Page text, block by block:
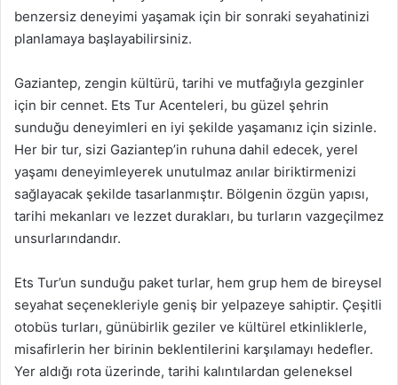
benzersiz deneyimi yaşamak için bir sonraki seyahatinizi
planlamaya başlayabilirsiniz.
Gaziantep, zengin kültürü, tarihi ve mutfağıyla gezginler
için bir cennet. Ets Tur Acenteleri, bu güzel şehrin
sunduğu deneyimleri en iyi şekilde yaşamanız için sizinle.
Her bir tur, sizi Gaziantep’in ruhuna dahil edecek, yerel
yaşamı deneyimleyerek unutulmaz anılar biriktirmenizi
sağlayacak şekilde tasarlanmıştır. Bölgenin özgün yapısı,
tarihi mekanları ve lezzet durakları, bu turların vazgeçilmez
unsurlarındandır.
Ets Tur’un sunduğu paket turlar, hem grup hem de bireysel
seyahat seçenekleriyle geniş bir yelpazeye sahiptir. Çeşitli
otobüs turları, günübirlik geziler ve kültürel etkinliklerle,
misafirlerin her birinin beklentilerini karşılamayı hedefler.
Yer aldığı rota üzerinde, tarihi kalıntılardan geleneksel